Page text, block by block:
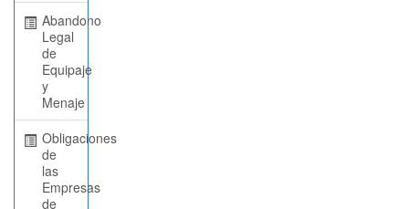
Abandono
Legal
de
Equipaje
y
Menaje
Obligaciones
de
las
Empresas
de